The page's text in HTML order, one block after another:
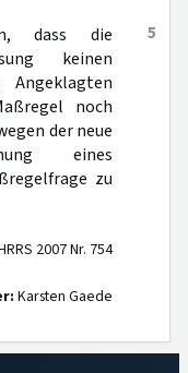
5
dass die
keinen
noch
der neue
eines
zu
2007 Nr. 754
Karsten Gaede